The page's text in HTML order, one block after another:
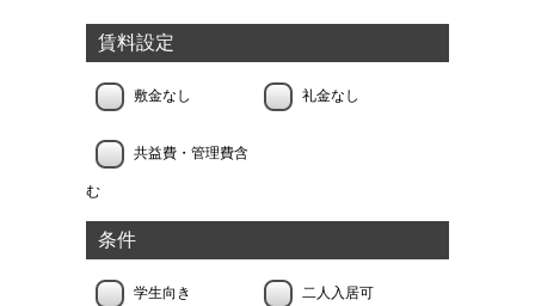
賃料設定
敷金なし 礼金なし
共益費・管理費含
む
条件
学生向き 二人入居可